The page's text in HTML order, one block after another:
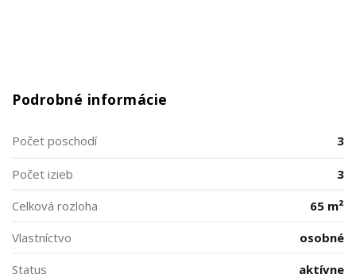
Podrobné informácie
Počet poschodí 3
Počet izieb
3
Celková rozloha
65 m²
Vlastníctvo
osobné
Status
aktívne